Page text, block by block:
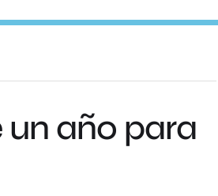
año para